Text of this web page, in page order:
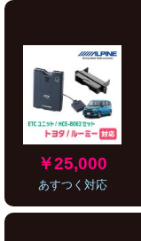
￥25,000
あすつく対応